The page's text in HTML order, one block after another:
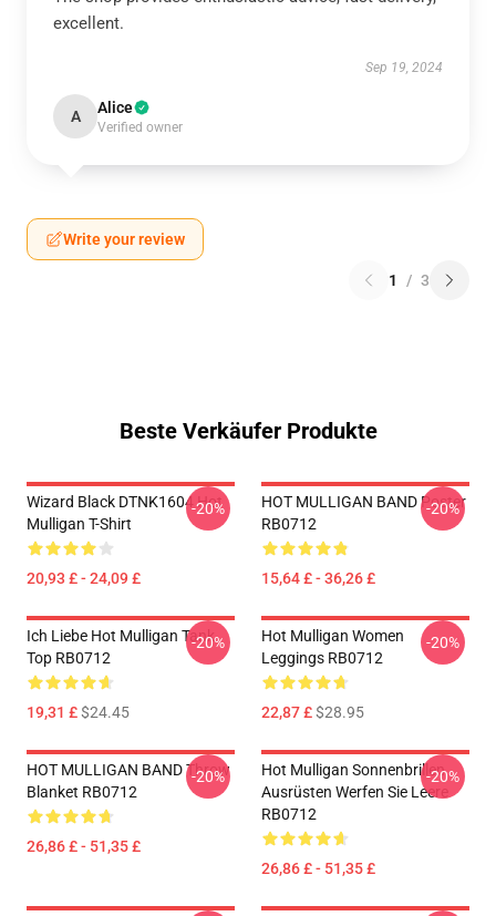
excellent.
Sep 19, 2024
A Alice
Verified owner
Write your review
1 / 3
Beste Verkäufer Produkte
Wizard Black DTNK1604 Hot
Mulligan T-Shirt
20,93 £ - 24,09 £
-20%
HOT MULLIGAN BAND Poster
RB0712
15,64 £ - 36,26 £
-20%
Ich Liebe Hot Mulligan Tank
Top RB0712
19,31 £$24.45
-20%
Hot Mulligan Women
Leggings RB0712
22,87 £$28.95
-20%
HOT MULLIGAN BAND Throw
Blanket RB0712
26,86 £ - 51,35 £
-20%
Hot Mulligan Sonnenbrillen
Ausrüsten Werfen Sie Leere
RB0712
26,86 £ - 51,35 £
-20%